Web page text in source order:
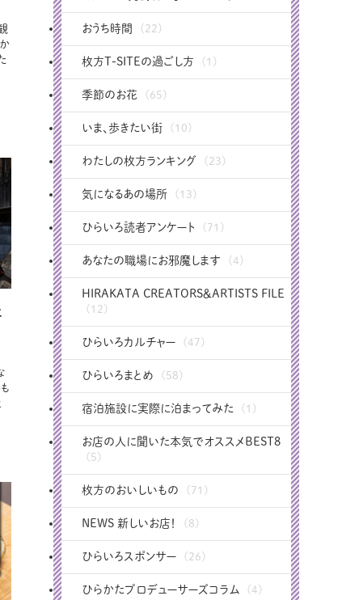
おうち時間 (22)
枚方T-SITEの過ごし方 (1)
季節のお花 (65)
いま、歩きたい街 (10)
わたしの枚方ランキング (23)
気になるあの場所 (13)
ひらいろ読者アンケート (71)
あなたの職場にお邪魔します (4)
HIRAKATA CREATORS＆ARTISTS FILE
(12)
ひらいろカルチャー (47)
ひらいろまとめ (58)
宿泊施設に実際に泊まってみた (1)
お店の人に聞いた本気でオススメBEST8
(5)
枚方のおいしいもの (71)
NEWS 新しいお店！ (8)
ひらいろスポンサー (26)
ひらかたプロデューサーズコラム (4)